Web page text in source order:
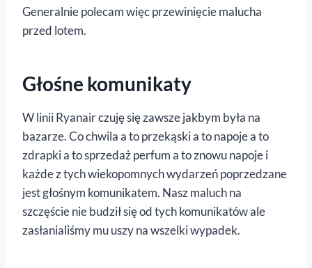
Generalnie polecam więc przewinięcie malucha
przed lotem.
Głośne komunikaty
W linii Ryanair czuję się zawsze jakbym była na
bazarze. Co chwila a to przekąski a to napoje a to
zdrapki a to sprzedaż perfum a to znowu napoje i
każde z tych wiekopomnych wydarzeń poprzedzane
jest głośnym komunikatem. Nasz maluch na
szczęście nie budził się od tych komunikatów ale
zasłanialiśmy mu uszy na wszelki wypadek.